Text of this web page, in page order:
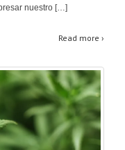
nuestro […]
Read more ›